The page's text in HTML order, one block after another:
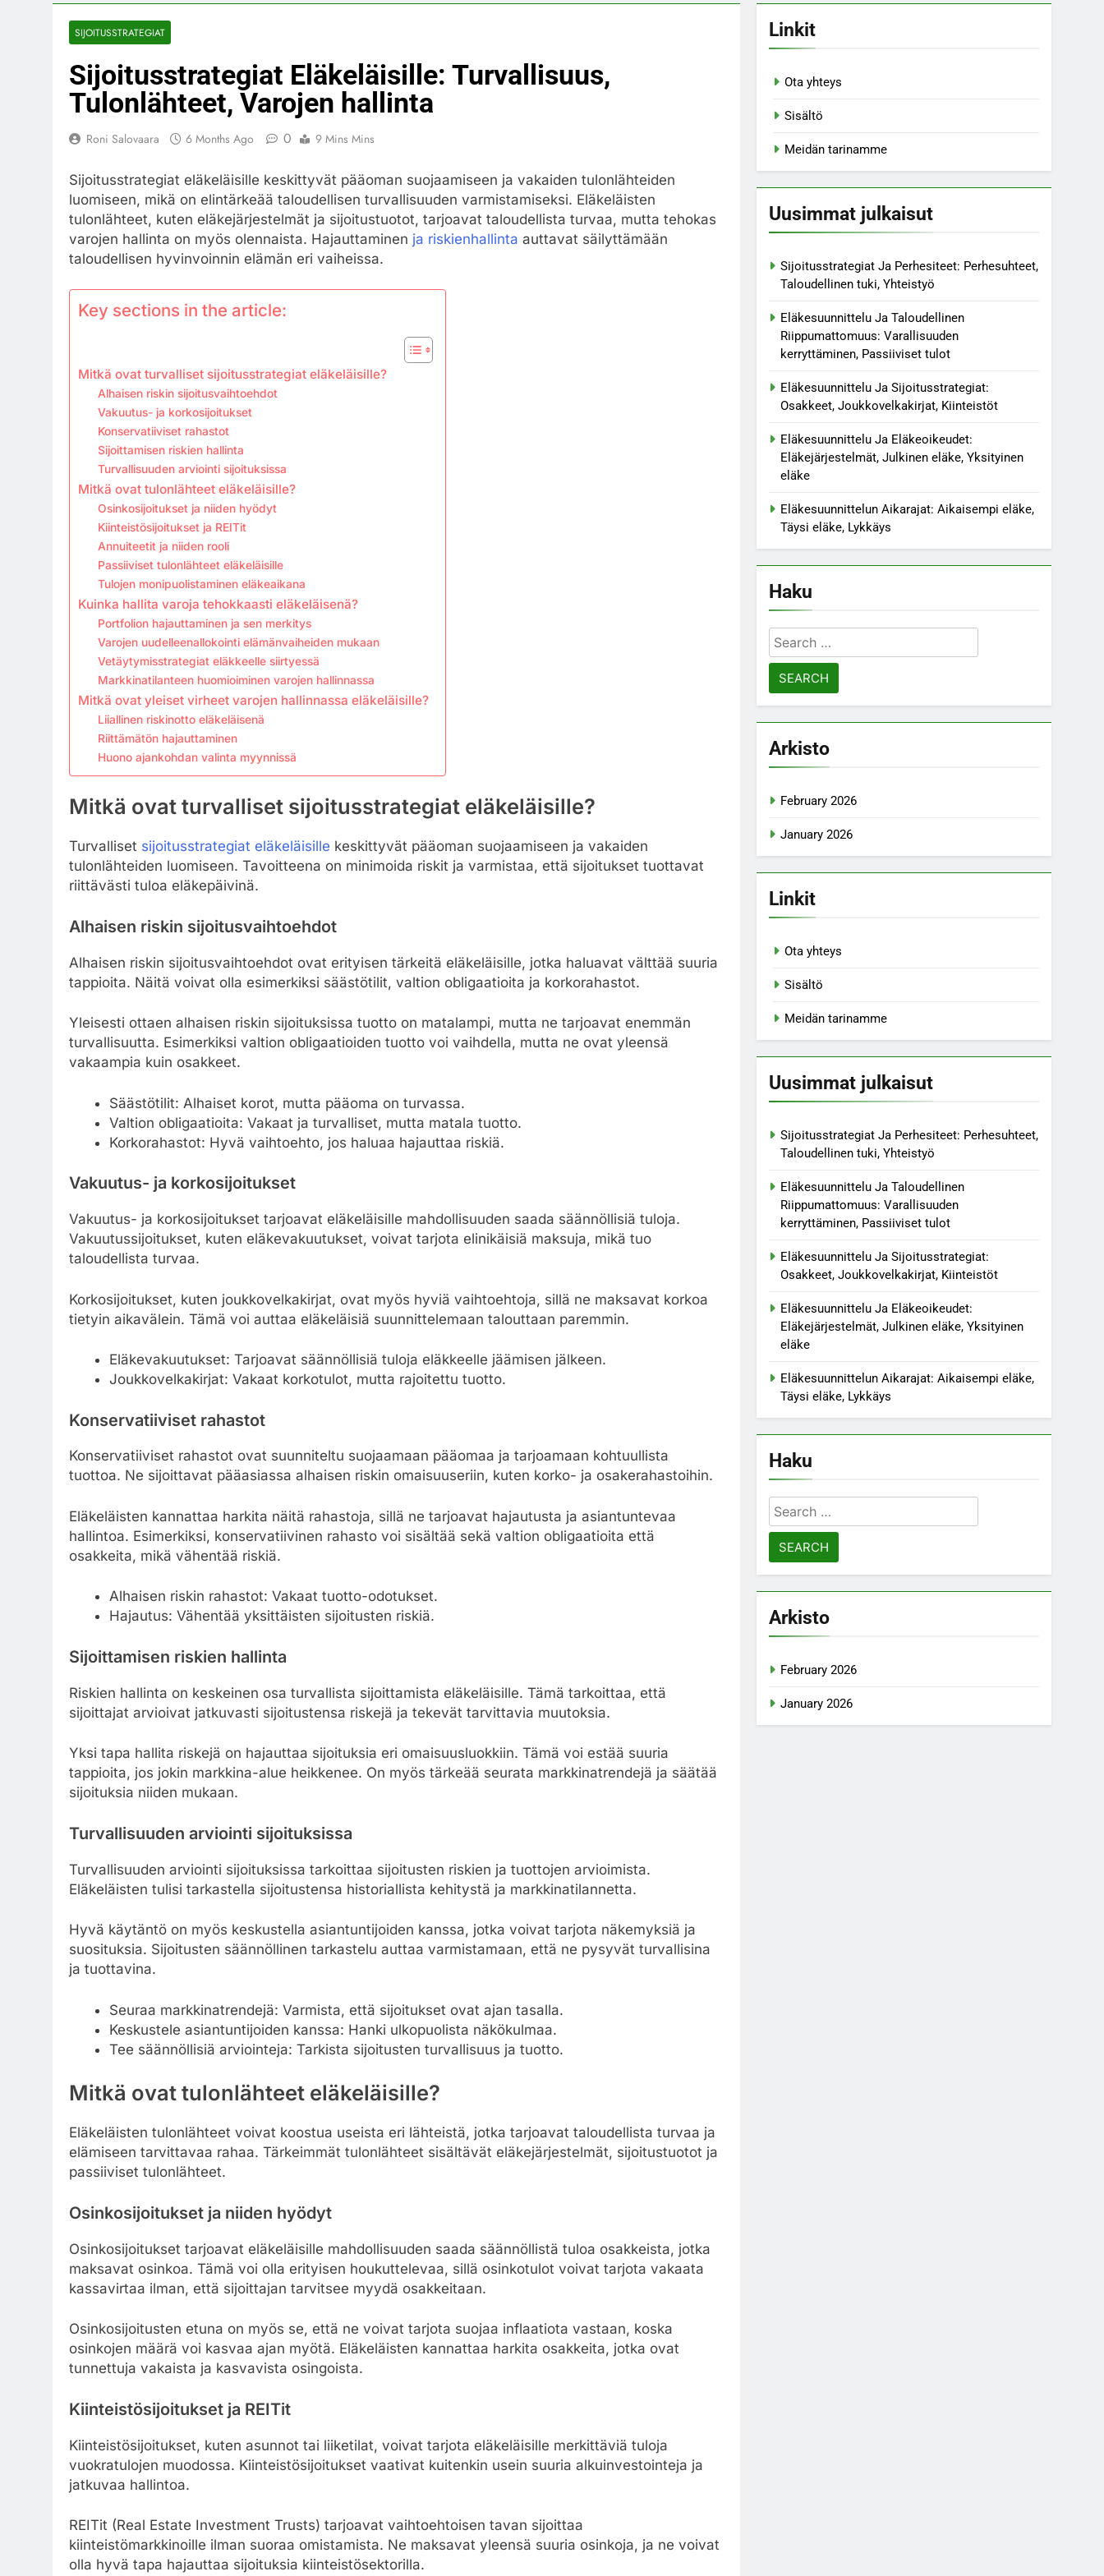
SIJOITUSSTRATEGIAT
Sijoitusstrategiat Eläkeläisille: Turvallisuus,
Tulonlähteet, Varojen hallinta
Roni Salovaara 6 Months Ago 0 9 Mins Mins
Sijoitusstrategiat eläkeläisille keskittyvät pääoman suojaamiseen ja vakaiden tulonlähteiden
luomiseen, mikä on elintärkeää taloudellisen turvallisuuden varmistamiseksi. Eläkeläisten
tulonlähteet, kuten eläkejärjestelmät ja sijoitustuotot, tarjoavat taloudellista turvaa, mutta tehokas
varojen hallinta on myös olennaista. Hajauttaminen ja riskienhallinta auttavat säilyttämään
taloudellisen hyvinvoinnin elämän eri vaiheissa.
Key sections in the article:
Mitkä ovat turvalliset sijoitusstrategiat eläkeläisille?
Alhaisen riskin sijoitusvaihtoehdot
Vakuutus- ja korkosijoitukset
Konservatiiviset rahastot
Sijoittamisen riskien hallinta
Turvallisuuden arviointi sijoituksissa
Mitkä ovat tulonlähteet eläkeläisille?
Osinkosijoitukset ja niiden hyödyt
Kiinteistösijoitukset ja REITit
Annuiteetit ja niiden rooli
Passiiviset tulonlähteet eläkeläisille
Tulojen monipuolistaminen eläkeaikana
Kuinka hallita varoja tehokkaasti eläkeläisenä?
Portfolion hajauttaminen ja sen merkitys
Varojen uudelleenallokointi elämänvaiheiden mukaan
Vetäytymisstrategiat eläkkeelle siirtyessä
Markkinatilanteen huomioiminen varojen hallinnassa
Mitkä ovat yleiset virheet varojen hallinnassa eläkeläisille?
Liiallinen riskinotto eläkeläisenä
Riittämätön hajauttaminen
Huono ajankohdan valinta myynnissä
Mitkä ovat turvalliset sijoitusstrategiat eläkeläisille?
Turvalliset sijoitusstrategiat eläkeläisille keskittyvät pääoman suojaamiseen ja vakaiden
tulonlähteiden luomiseen. Tavoitteena on minimoida riskit ja varmistaa, että sijoitukset tuottavat
riittävästi tuloa eläkepäivinä.
Alhaisen riskin sijoitusvaihtoehdot
Alhaisen riskin sijoitusvaihtoehdot ovat erityisen tärkeitä eläkeläisille, jotka haluavat välttää suuria
tappioita. Näitä voivat olla esimerkiksi säästötilit, valtion obligaatioita ja korkorahastot.
Yleisesti ottaen alhaisen riskin sijoituksissa tuotto on matalampi, mutta ne tarjoavat enemmän
turvallisuutta. Esimerkiksi valtion obligaatioiden tuotto voi vaihdella, mutta ne ovat yleensä
vakaampia kuin osakkeet.
Säästötilit: Alhaiset korot, mutta pääoma on turvassa.
Valtion obligaatioita: Vakaat ja turvalliset, mutta matala tuotto.
Korkorahastot: Hyvä vaihtoehto, jos haluaa hajauttaa riskiä.
Vakuutus- ja korkosijoitukset
Vakuutus- ja korkosijoitukset tarjoavat eläkeläisille mahdollisuuden saada säännöllisiä tuloja.
Vakuutussijoitukset, kuten eläkevakuutukset, voivat tarjota elinikäisiä maksuja, mikä tuo
taloudellista turvaa.
Korkosijoitukset, kuten joukkovelkakirjat, ovat myös hyviä vaihtoehtoja, sillä ne maksavat korkoa
tietyin aikavälein. Tämä voi auttaa eläkeläisiä suunnittelemaan talouttaan paremmin.
Eläkevakuutukset: Tarjoavat säännöllisiä tuloja eläkkeelle jäämisen jälkeen.
Joukkovelkakirjat: Vakaat korkotulot, mutta rajoitettu tuotto.
Konservatiiviset rahastot
Konservatiiviset rahastot ovat suunniteltu suojaamaan pääomaa ja tarjoamaan kohtuullista
tuottoa. Ne sijoittavat pääasiassa alhaisen riskin omaisuuseriin, kuten korko- ja osakerahastoihin.
Eläkeläisten kannattaa harkita näitä rahastoja, sillä ne tarjoavat hajautusta ja asiantuntevaa
hallintoa. Esimerkiksi, konservatiivinen rahasto voi sisältää sekä valtion obligaatioita että
osakkeita, mikä vähentää riskiä.
Alhaisen riskin rahastot: Vakaat tuotto-odotukset.
Hajautus: Vähentää yksittäisten sijoitusten riskiä.
Sijoittamisen riskien hallinta
Riskien hallinta on keskeinen osa turvallista sijoittamista eläkeläisille. Tämä tarkoittaa, että
sijoittajat arvioivat jatkuvasti sijoitustensa riskejä ja tekevät tarvittavia muutoksia.
Yksi tapa hallita riskejä on hajauttaa sijoituksia eri omaisuusluokkiin. Tämä voi estää suuria
tappioita, jos jokin markkina-alue heikkenee. On myös tärkeää seurata markkinatrendejä ja säätää
sijoituksia niiden mukaan.
Turvallisuuden arviointi sijoituksissa
Turvallisuuden arviointi sijoituksissa tarkoittaa sijoitusten riskien ja tuottojen arvioimista.
Eläkeläisten tulisi tarkastella sijoitustensa historiallista kehitystä ja markkinatilannetta.
Hyvä käytäntö on myös keskustella asiantuntijoiden kanssa, jotka voivat tarjota näkemyksiä ja
suosituksia. Sijoitusten säännöllinen tarkastelu auttaa varmistamaan, että ne pysyvät turvallisina
ja tuottavina.
Seuraa markkinatrendejä: Varmista, että sijoitukset ovat ajan tasalla.
Keskustele asiantuntijoiden kanssa: Hanki ulkopuolista näkökulmaa.
Tee säännöllisiä arviointeja: Tarkista sijoitusten turvallisuus ja tuotto.
Mitkä ovat tulonlähteet eläkeläisille?
Eläkeläisten tulonlähteet voivat koostua useista eri lähteistä, jotka tarjoavat taloudellista turvaa ja
elämiseen tarvittavaa rahaa. Tärkeimmät tulonlähteet sisältävät eläkejärjestelmät, sijoitustuotot ja
passiiviset tulonlähteet.
Osinkosijoitukset ja niiden hyödyt
Osinkosijoitukset tarjoavat eläkeläisille mahdollisuuden saada säännöllistä tuloa osakkeista, jotka
maksavat osinkoa. Tämä voi olla erityisen houkuttelevaa, sillä osinkotulot voivat tarjota vakaata
kassavirtaa ilman, että sijoittajan tarvitsee myydä osakkeitaan.
Osinkosijoitusten etuna on myös se, että ne voivat tarjota suojaa inflaatiota vastaan, koska
osinkojen määrä voi kasvaa ajan myötä. Eläkeläisten kannattaa harkita osakkeita, jotka ovat
tunnettuja vakaista ja kasvavista osingoista.
Kiinteistösijoitukset ja REITit
Kiinteistösijoitukset, kuten asunnot tai liiketilat, voivat tarjota eläkeläisille merkittäviä tuloja
vuokratulojen muodossa. Kiinteistösijoitukset vaativat kuitenkin usein suuria alkuinvestointeja ja
jatkuvaa hallintoa.
REITit (Real Estate Investment Trusts) tarjoavat vaihtoehtoisen tavan sijoittaa
kiinteistömarkkinoille ilman suoraa omistamista. Ne maksavat yleensä suuria osinkoja, ja ne voivat
olla hyvä tapa hajauttaa sijoituksia kiinteistösektorilla.
Linkit
Ota yhteys
Sisältö
Meidän tarinamme
Uusimmat julkaisut
Sijoitusstrategiat Ja Perhesiteet: Perhesuhteet,
Taloudellinen tuki, Yhteistyö
Eläkesuunnittelu Ja Taloudellinen
Riippumattomuus: Varallisuuden
kerryttäminen, Passiiviset tulot
Eläkesuunnittelu Ja Sijoitusstrategiat:
Osakkeet, Joukkovelkakirjat, Kiinteistöt
Eläkesuunnittelu Ja Eläkeoikeudet:
Eläkejärjestelmät, Julkinen eläke, Yksityinen
eläke
Eläkesuunnittelun Aikarajat: Aikaisempi eläke,
Täysi eläke, Lykkäys
Haku
Search
for:
Arkisto
February 2026
January 2026
Linkit
Ota yhteys
Sisältö
Meidän tarinamme
Uusimmat julkaisut
Sijoitusstrategiat Ja Perhesiteet: Perhesuhteet,
Taloudellinen tuki, Yhteistyö
Eläkesuunnittelu Ja Taloudellinen
Riippumattomuus: Varallisuuden
kerryttäminen, Passiiviset tulot
Eläkesuunnittelu Ja Sijoitusstrategiat:
Osakkeet, Joukkovelkakirjat, Kiinteistöt
Eläkesuunnittelu Ja Eläkeoikeudet:
Eläkejärjestelmät, Julkinen eläke, Yksityinen
eläke
Eläkesuunnittelun Aikarajat: Aikaisempi eläke,
Täysi eläke, Lykkäys
Haku
Search
for:
Arkisto
February 2026
January 2026